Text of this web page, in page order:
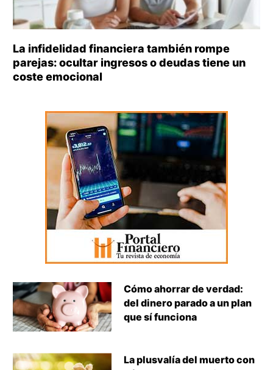
La infidelidad financiera también rompe
parejas: ocultar ingresos o deudas tiene un
coste emocional
Cómo ahorrar de verdad:
del dinero parado a un plan
que sí funciona
La plusvalía del muerto con